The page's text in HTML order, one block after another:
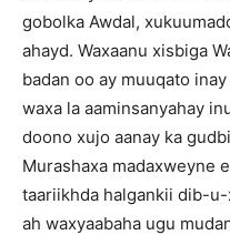
gobolka Awdal,
ahayd. Waxaanu xisbiga
badan oo ay muuqato
waxa la aaminsanyahay
doono xujo aanay ka
Murashaxa madaxweyne
taariikhda halgankii dib-
ah waxyaabaha ugu